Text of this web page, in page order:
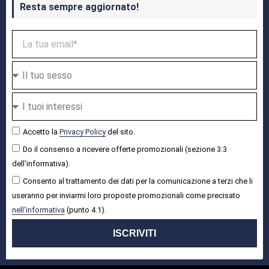
Resta sempre aggiornato!
Accetto la Privacy Policydel sito.
Do il consenso a ricevere offerte promozionali (sezione 3.3
dell'informativa).
Consento al trattamento dei dati per la comunicazione a terzi che li
useranno per inviarmi loro proposte promozionali come precisato
nell'informativa (punto 4.1).
ISCRIVITI